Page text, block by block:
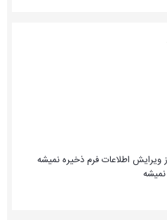
ویرایش اطلاعات فرم ذخیره نمیشه